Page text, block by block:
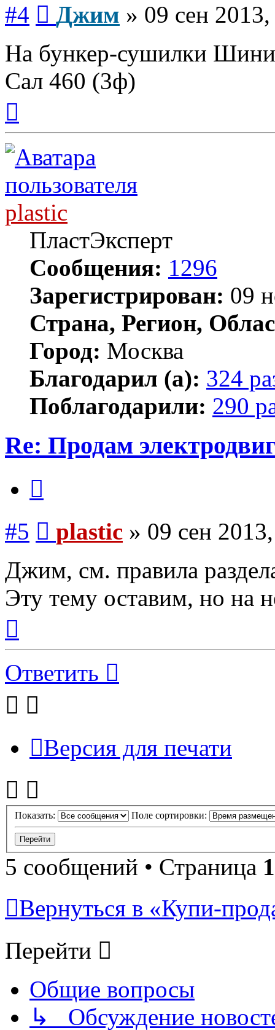
#4 Джим » 09 сен
На бункер-сушилки
Сал 460 (3ф)
началу
plastic
ПластЭксперт
Сообщения: 1296
Зарегистрирован: 09
Страна, Регион,
Город: Москва
Благодарил (а): 324
Поблагодарили: 290
Re: Продам
#5 plastic » 09 сен
Джим, см. правила
Эту тему оставим, но на
началу
Ответить
Версия для печати
Показать: Поле сортировки:
5 сообщений • Страница 1
Вернуться в «Купи-
Перейти
Общие вопросы
↳ Обсуждение